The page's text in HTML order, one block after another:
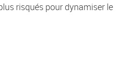
risqués pour dynamiser le